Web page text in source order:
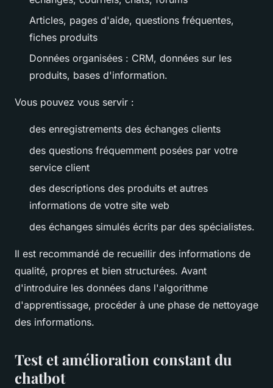
Articles, pages d'aide, questions fréquentes,
fiches produits
Données organisées : CRM, données sur les
produits, bases d'information.
Vous pouvez vous servir :
des enregistrements des échanges clients
des questions fréquemment posées par votre
service client
des descriptions des produits et autres
informations de votre site web
des échanges simulés écrits par des spécialistes.
Il est recommandé de recueillir des informations de
qualité, propres et bien structurées. Avant
d'introduire les données dans l'algorithme
d'apprentissage, procéder à une phase de nettoyage
des informations.
Test et amélioration constant du
chatbot